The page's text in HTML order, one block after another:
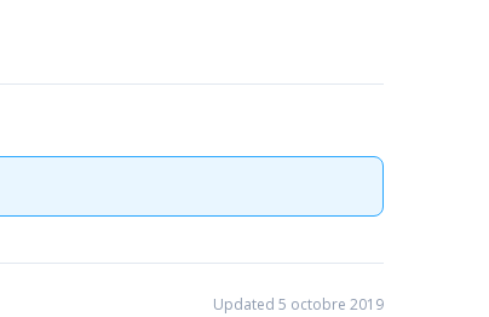
Updated 5 octobre 2019